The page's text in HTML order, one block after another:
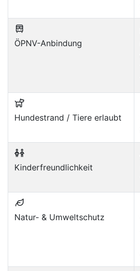
ÖPNV-Anbindung
Hundestrand / Tiere erlaubt
Kinderfreundlichkeit
Natur- & Umweltschutz